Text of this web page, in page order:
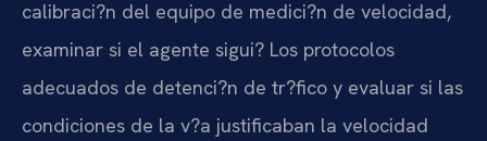
calibraci?n del equipo de medici?n de velocidad,
examinar si el agente sigui? Los protocolos
adecuados de detenci?n de tr?fico y evaluar si las
condiciones de la v?a justificaban la velocidad